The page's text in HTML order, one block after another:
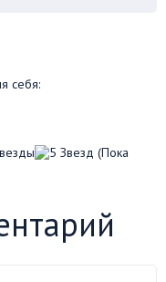
себя:
(Пока